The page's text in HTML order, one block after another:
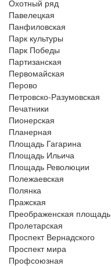
Охотный ряд
Павелецкая
Панфиловская
Парк культуры
Парк Победы
Партизанская
Первомайская
Перово
Петровско-Разумовская
Печатники
Пионерская
Планерная
Площадь Гагарина
Площадь Ильича
Площадь Революции
Полежаевская
Полянка
Пражская
Преображенская площадь
Пролетарская
Проспект Вернадского
Проспект мира
Профсоюзная